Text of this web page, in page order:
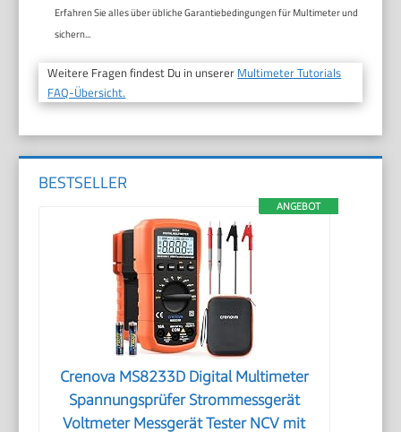
Erfahren Sie alles über übliche Garantiebedingungen für Multimeter und
sichern...
Weitere Fragen findest Du in unserer Multimeter Tutorials
FAQ-Übersicht.
BESTSELLER
ANGEBOT
Crenova MS8233D Digital Multimeter
Spannungsprüfer Strommessgerät
Voltmeter Messgerät Tester NCV mit